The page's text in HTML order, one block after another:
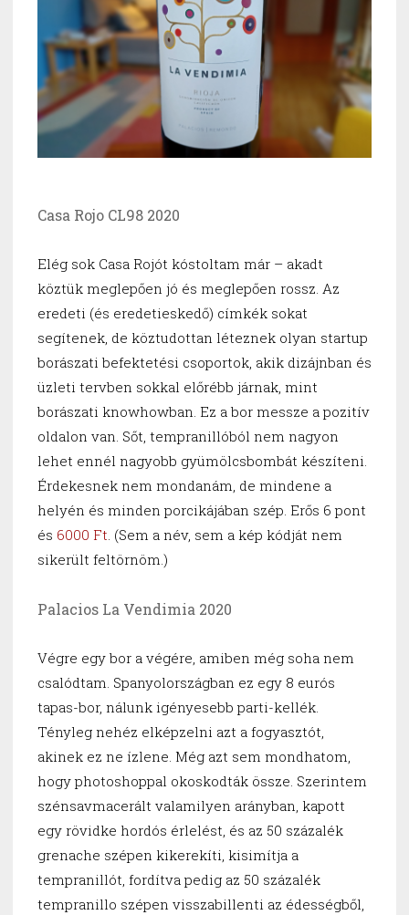
Casa Rojo CL98 2020
Elég sok Casa Rojót kóstoltam már – akadt
köztük meglepően jó és meglepően rossz. Az
eredeti (és eredetieskedő) címkék sokat
segítenek, de köztudottan léteznek olyan startup
borászati befektetési csoportok, akik dizájnban és
üzleti tervben sokkal előrébb járnak, mint
borászati knowhowban. Ez a bor messze a pozitív
oldalon van. Sőt, tempranillóból nem nagyon
lehet ennél nagyobb gyümölcsbombát készíteni.
Érdekesnek nem mondanám, de mindene a
helyén és minden porcikájában szép. Erős 6 pont
és 6000 Ft. (Sem a név, sem a kép kódját nem
sikerült feltörnöm.)
Palacios La Vendimia 2020
Végre egy bor a végére, amiben még soha nem
csalódtam. Spanyolországban ez egy 8 eurós
tapas-bor, nálunk igényesebb parti-kellék.
Tényleg nehéz elképzelni azt a fogyasztót,
akinek ez ne ízlene. Még azt sem mondhatom,
hogy photoshoppal okoskodták össze. Szerintem
szénsavmacerált valamilyen arányban, kapott
egy rövidke hordós érlelést, és az 50 százalék
grenache szépen kikerekíti, kisimítja a
tempranillót, fordítva pedig az 50 százalék
tempranillo szépen visszabillenti az édességből,